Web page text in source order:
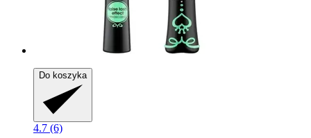
Do koszyka
4.7 (6)